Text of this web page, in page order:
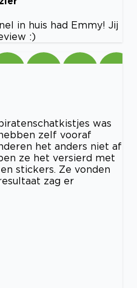
in huis had Emmy! Jij
:)
was
zelf vooraf
het anders niet af
ze het versierd met
stickers. Ze vonden
zag er